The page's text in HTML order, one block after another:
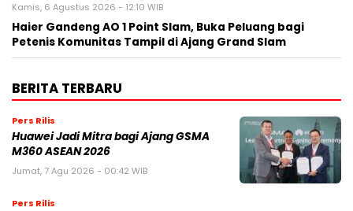
Kamis, 6 Agustus 2026 - 12:10 WIB
Haier Gandeng AO 1 Point Slam, Buka Peluang bagi
Petenis Komunitas Tampil di Ajang Grand Slam
BERITA TERBARU
Pers Rilis
Huawei Jadi Mitra bagi Ajang GSMA
M360 ASEAN 2026
Jumat, 7 Agu 2026 - 00:42 WIB
Pers Rilis